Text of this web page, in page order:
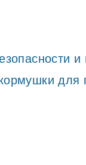
для